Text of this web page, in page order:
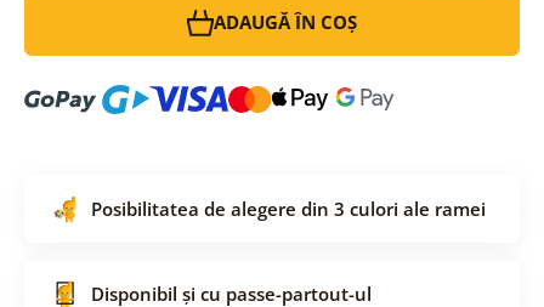
ADAUGĂ ÎN COȘ
Posibilitatea de alegere din 3 culori ale ramei
Disponibil și cu passe-partout-ul